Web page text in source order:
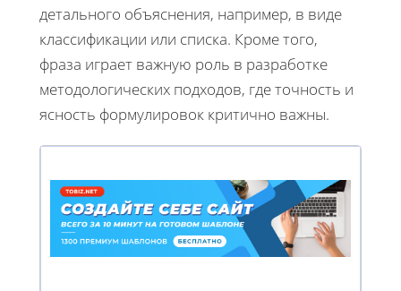
детального объяснения, например, в виде
классификации или списка. Кроме того,
фраза играет важную роль в разработке
методологических подходов, где точность и
ясность формулировок критично важны.